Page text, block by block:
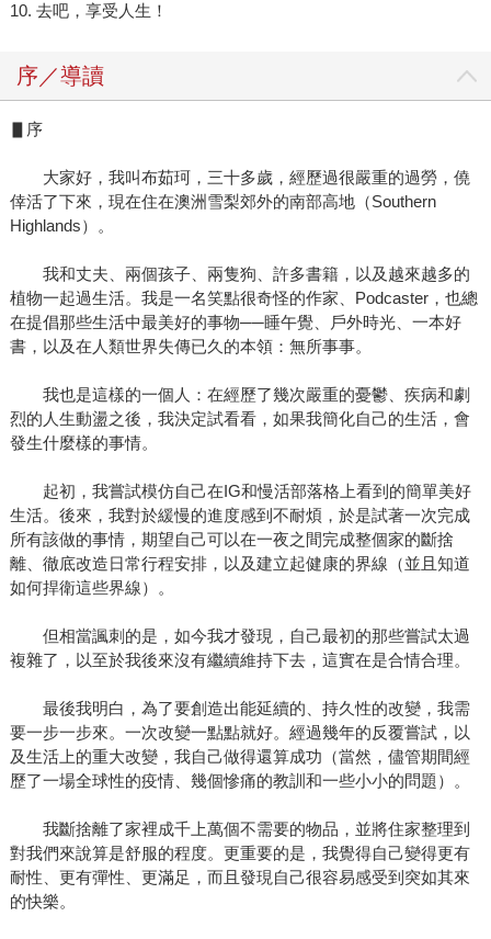
10. 去吧，享受人生！
序／導讀
▋序
大家好，我叫布茹珂，三十多歲，經歷過很嚴重的過勞，僥
倖活了下來，現在住在澳洲雪梨郊外的南部高地（Southern
Highlands）。
我和丈夫、兩個孩子、兩隻狗、許多書籍，以及越來越多的
植物一起過生活。我是一名笑點很奇怪的作家、Podcaster，也總
在提倡那些生活中最美好的事物──睡午覺、戶外時光、一本好
書，以及在人類世界失傳已久的本領：無所事事。
我也是這樣的一個人：在經歷了幾次嚴重的憂鬱、疾病和劇
烈的人生動盪之後，我決定試看看，如果我簡化自己的生活，會
發生什麼樣的事情。
起初，我嘗試模仿自己在IG和慢活部落格上看到的簡單美好
生活。後來，我對於緩慢的進度感到不耐煩，於是試著一次完成
所有該做的事情，期望自己可以在一夜之間完成整個家的斷捨
離、徹底改造日常行程安排，以及建立起健康的界線（並且知道
如何捍衛這些界線）。
但相當諷刺的是，如今我才發現，自己最初的那些嘗試太過
複雜了，以至於我後來沒有繼續維持下去，這實在是合情合理。
最後我明白，為了要創造出能延續的、持久性的改變，我需
要一步一步來。一次改變一點點就好。經過幾年的反覆嘗試，以
及生活上的重大改變，我自己做得還算成功（當然，儘管期間經
歷了一場全球性的疫情、幾個慘痛的教訓和一些小小的問題）。
我斷捨離了家裡成千上萬個不需要的物品，並將住家整理到
對我們來說算是舒服的程度。更重要的是，我覺得自己變得更有
耐性、更有彈性、更滿足，而且發現自己很容易感受到突如其來
的快樂。